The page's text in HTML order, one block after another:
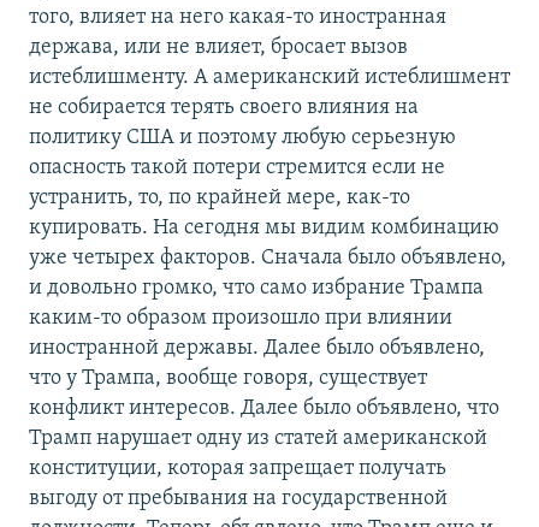
того, влияет на него какая-то иностранная
держава, или не влияет, бросает вызов
истеблишменту. А американский истеблишмент
не собирается терять своего влияния на
политику США и поэтому любую серьезную
опасность такой потери стремится если не
устранить, то, по крайней мере, как-то
купировать. На сегодня мы видим комбинацию
уже четырех факторов. Сначала было объявлено,
и довольно громко, что само избрание Трампа
каким-то образом произошло при влиянии
иностранной державы. Далее было объявлено,
что у Трампа, вообще говоря, существует
конфликт интересов. Далее было объявлено, что
Трамп нарушает одну из статей американской
конституции, которая запрещает получать
выгоду от пребывания на государственной